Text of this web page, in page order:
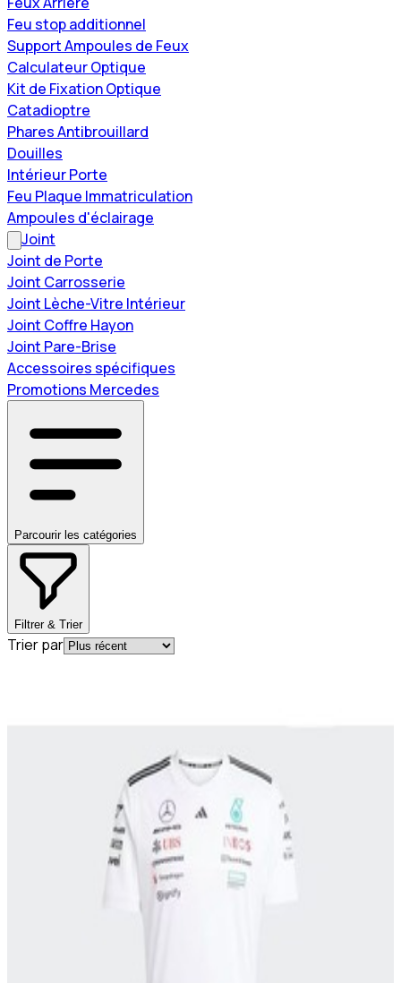
Feu stop additionnel
Support Ampoules de Feux
Calculateur Optique
Kit de Fixation Optique
Catadioptre
Phares Antibrouillard
Douilles
Intérieur Porte
Feu Plaque Immatriculation
Ampoules d'éclairage
Joint
Joint de Porte
Joint Carrosserie
Joint Lèche-Vitre Intérieur
Joint Coffre Hayon
Joint Pare-Brise
Accessoires spécifiques
Promotions Mercedes
Parcourir les catégories
Filtrer & Trier
Trier par
AMG PETRONAS saison 2025